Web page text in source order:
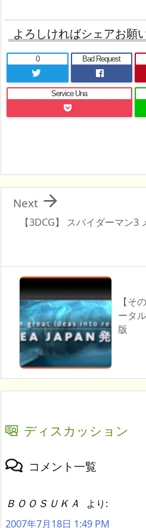
よろしければシェアお願
0 Bad Request
Service Una
【3DCG】 スパイダーマン3

Next
【そ
ータ
版
ディスカッション
コメント一覧
ＢＯＯＳＵＫＡ
より:
2007年7月18日 1:49 PM